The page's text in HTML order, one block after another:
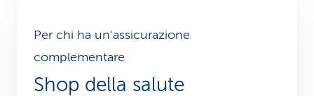
Per chi ha un'assicurazione
complementare
Shop della salute